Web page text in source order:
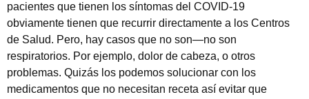
pacientes que tienen los síntomas del COVID-19
obviamente tienen que recurrir directamente a los Centros
de Salud. Pero, hay casos que no son—no son
respiratorios. Por ejemplo, dolor de cabeza, o otros
problemas. Quizás los podemos solucionar con los
medicamentos que no necesitan receta así evitar que